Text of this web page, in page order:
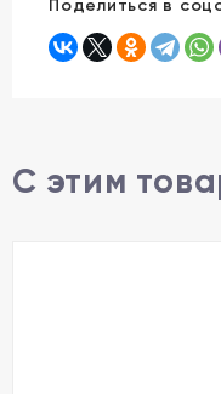
Поделиться в